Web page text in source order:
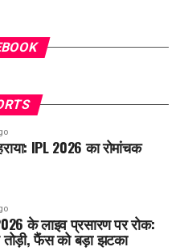
IPL 2026 का रोमांचक
के लाइव प्रसारण पर रोक:
तोड़ी, फैंस को बड़ा झटका